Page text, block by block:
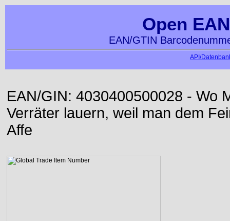
Open
EAN/GTIN
API/
EAN/GIN: 4030400500028 - Wo
Verräter lauern, weil man dem
Affe